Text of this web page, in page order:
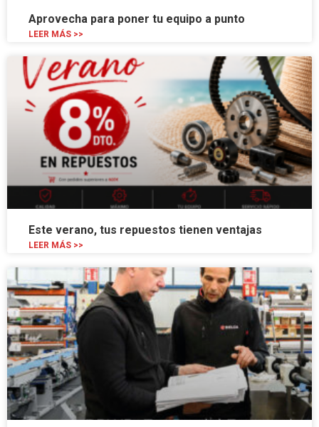
Aprovecha para poner tu equipo a punto
LEER MÁS >>
Este verano, tus repuestos tienen ventajas
LEER MÁS >>